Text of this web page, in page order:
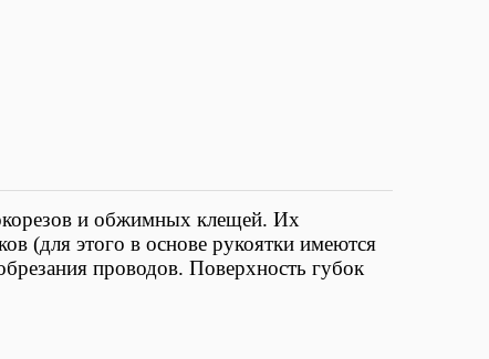
и обжимных клещей. Их
(для этого в основе рукоятки имеются
проводов. Поверхность губок